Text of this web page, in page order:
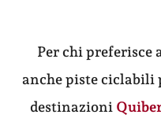
Per chi preferisce
anche piste ciclabili
destinazioni